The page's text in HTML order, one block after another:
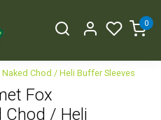
0
Chod / Heli Buffer Sleeves
Fox
Chod / Heli